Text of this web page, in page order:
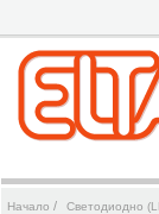
Начало / Светодиодно